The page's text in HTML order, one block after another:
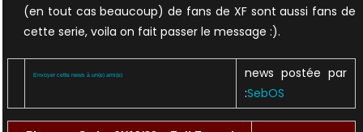
(en tout cas beaucoup) de fans de XF sont aussi fans de
cette serie, voila on fait passer le message :).
Envoyer cette news à un(e) ami(e)
news postée par
:SebOS